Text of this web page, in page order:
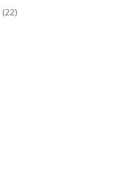
(22)